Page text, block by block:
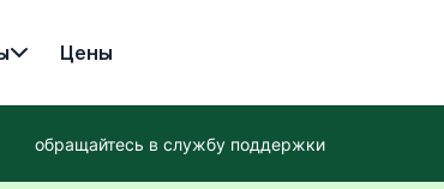
Цены
обращайтесь в службу поддержки